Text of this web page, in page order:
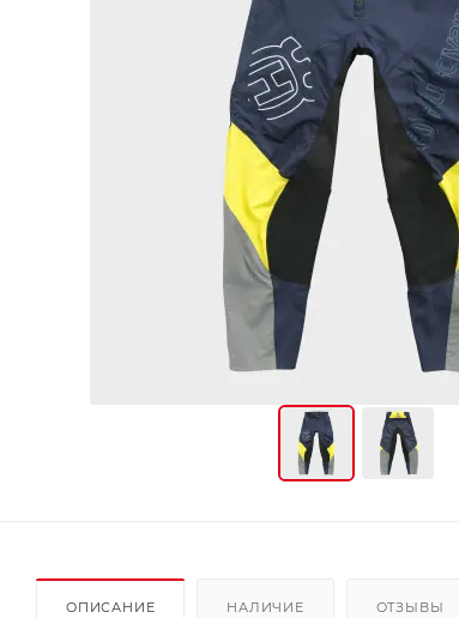
ОПИСАНИЕ НАЛИЧИЕ ОТЗЫВЫ